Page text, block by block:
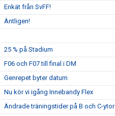
Enkät från SvFF!
Äntligen!
25 % på Stadium
F06 och F07 till final i DM
Genrepet byter datum
Nu kör vi igång Innebandy Flex
Ändrade träningstider på B och C-ytor